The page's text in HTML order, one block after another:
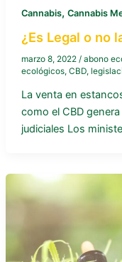
Cannabis, Cannabis
¿Es Legal o no
marzo 8, 2022 / abono
ecológicos, CBD,
La venta en
como el CBD
judiciales Los